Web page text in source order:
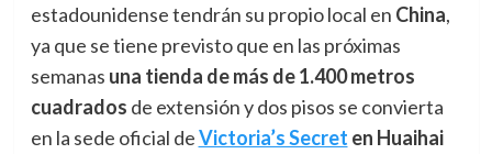
estadounidense tendrán su propio local en China,
ya que se tiene previsto que en las próximas
semanas una tienda de más de 1.400 metros
cuadrados de extensión y dos pisos se convierta
en la sede oficial deVictoria’s Secret en Huaihai